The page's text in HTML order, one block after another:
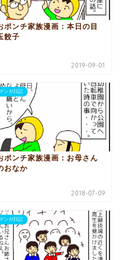
ポンチ家族漫画：本日の目
餃子
2019-09-01
ンガ日記
ポンチ家族漫画：お母さん
おなか
2018-07-09
ンガ日記